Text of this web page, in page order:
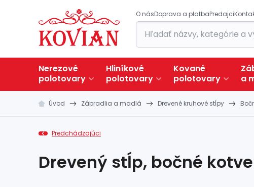
O násDoprava a platbaPredajci
Nerezové
polotovary
Hliníkové
polotovary
Kované
polotovary
a
Úvod Zábradlia a madlá Drevené kruhové stĺpy
Predchádzajúci
Drevený stĺp, bočné